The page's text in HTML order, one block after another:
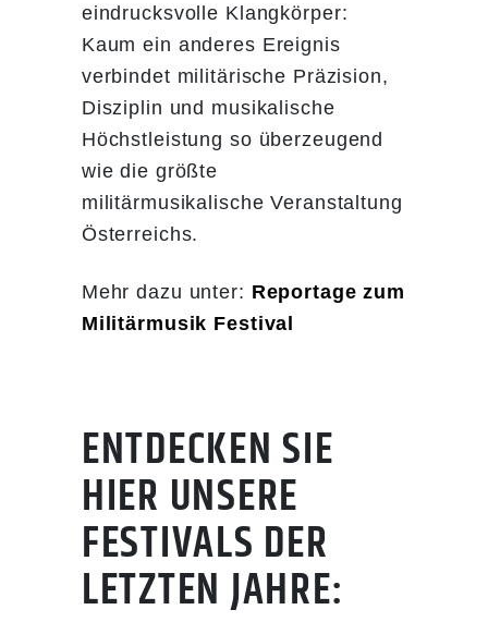
eindrucksvolle Klangkörper:
Kaum ein anderes Ereignis
verbindet militärische Präzision,
Disziplin und musikalische
Höchstleistung so überzeugend
wie die größte
militärmusikalische Veranstaltung
Österreichs.
Mehr dazu unter: Reportage zum
Militärmusik Festival
ENTDECKEN SIE
HIER UNSERE
FESTIVALS DER
LETZTEN JAHRE: